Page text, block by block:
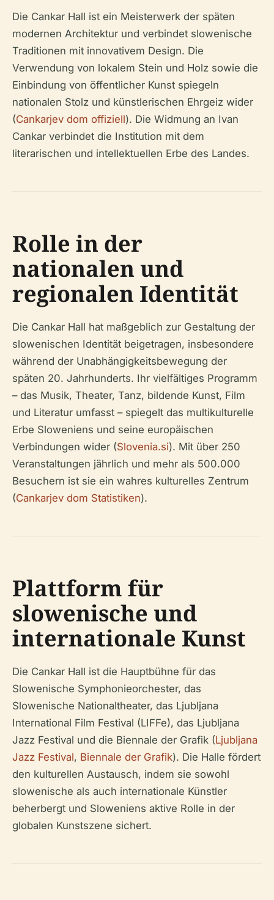
Die Cankar Hall ist ein Meisterwerk der späten
modernen Architektur und verbindet slowenische
Traditionen mit innovativem Design. Die
Verwendung von lokalem Stein und Holz sowie die
Einbindung von öffentlicher Kunst spiegeln
nationalen Stolz und künstlerischen Ehrgeiz wider
(Cankarjev dom offiziell). Die Widmung an Ivan
Cankar verbindet die Institution mit dem
literarischen und intellektuellen Erbe des Landes.
Rolle in der
nationalen und
regionalen Identität
Die Cankar Hall hat maßgeblich zur Gestaltung der
slowenischen Identität beigetragen, insbesondere
während der Unabhängigkeitsbewegung der
späten 20. Jahrhunderts. Ihr vielfältiges Programm
– das Musik, Theater, Tanz, bildende Kunst, Film
und Literatur umfasst – spiegelt das multikulturelle
Erbe Sloweniens und seine europäischen
Verbindungen wider (Slovenia.si). Mit über 250
Veranstaltungen jährlich und mehr als 500.000
Besuchern ist sie ein wahres kulturelles Zentrum
(Cankarjev dom Statistiken).
Plattform für
slowenische und
internationale Kunst
Die Cankar Hall ist die Hauptbühne für das
Slowenische Symphonieorchester, das
Slowenische Nationaltheater, das Ljubljana
International Film Festival (LIFFe), das Ljubljana
Jazz Festival und die Biennale der Grafik (Ljubljana
Jazz Festival, Biennale der Grafik). Die Halle fördert
den kulturellen Austausch, indem sie sowohl
slowenische als auch internationale Künstler
beherbergt und Sloweniens aktive Rolle in der
globalen Kunstszene sichert.